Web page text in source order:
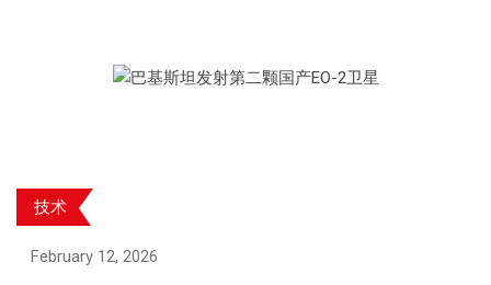
技术
February 12, 2026